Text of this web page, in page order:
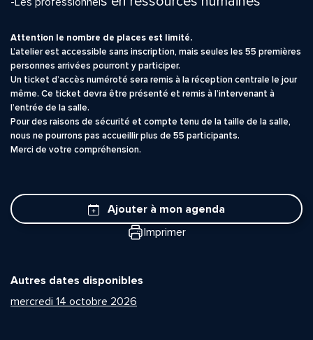
Attention le nombre de places est limité.
L’atelier est accessible sans inscription, mais seules les 55 premières
personnes arrivées pourront y participer.
Un ticket d’accès numéroté sera remis à la réception centrale le jour
même. Ce ticket devra être présenté et remis à l’intervenant à
l’entrée de la salle.
Pour des raisons de sécurité et compte tenu de la taille de la salle,
nous ne pourrons pas accueillir plus de 55 participants.
Merci de votre compréhension.
Ajouter à mon agenda
Imprimer
Autres dates disponibles
mercredi 14 octobre 2026
Prénom et nom*
Quelle est la pertinence de cette page?